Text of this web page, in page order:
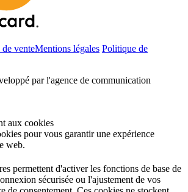
venteMentions légales Politique de
par l'agence de communication
aux cookies
pour vous garantir une expérience
web.
permettent d'activer les fonctions de base de
sécurisée ou l'ajustement de vos